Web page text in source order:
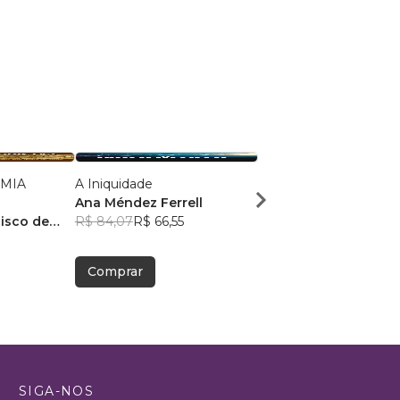
de
A Iniquidade
Ana Méndez Ferrell
R$ 84,07R$ 66,55
Comprar
Eternidade II
SIGA-NOS